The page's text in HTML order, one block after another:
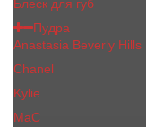
Блеск для губ
Пудра
Anastasia Beverly Hills
Chanel
Kylie
MaC